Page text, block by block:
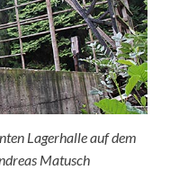
Lagerhalle auf dem
Matusch